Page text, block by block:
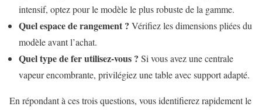
intensif, optez pour le modèle le plus robuste de la gamme.
Quel espace de rangement ? Vérifiez les dimensions pliées du
modèle avant l’achat.
Quel type de fer utilisez-vous ? Si vous avez une centrale
vapeur encombrante, privilégiez une table avec support adapté.
En répondant à ces trois questions, vous identifierez rapidement le